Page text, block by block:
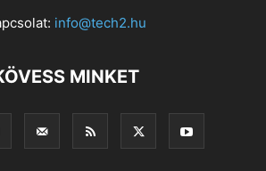
info@tech2.hu
MINKET